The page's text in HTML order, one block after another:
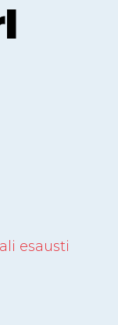
esausti